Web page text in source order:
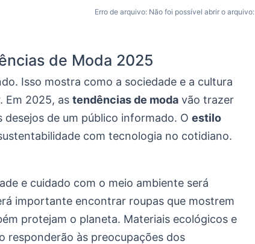
Erro de arquivo: Não foi possível abrir o arquivo:
de Moda 2025
Isso mostra como a sociedade e a cultura
Em 2025, as tendências de moda vão trazer
desejos de um público informado. O estilo
com tecnologia no cotidiano.
e cuidado com o meio ambiente será
importante encontrar roupas que mostrem
protejam o planeta. Materiais ecológicos e
responderão às preocupações dos